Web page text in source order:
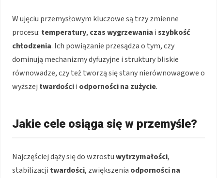
W ujęciu przemysłowym kluczowe są trzy zmienne
procesu: temperatury, czas wygrzewania iszybkość
chłodzenia. Ich powiązanie przesądza o tym, czy
dominują mechanizmy dyfuzyjne i struktury bliskie
równowadze, czy też tworzą się stany nierównowagowe o
wyższej twardościi odporności na zużycie.
Jakie cele osiąga się w przemyśle?
Najczęściej dąży się do wzrostuwytrzymałości,
stabilizacji twardości, zwiększenia odporności na